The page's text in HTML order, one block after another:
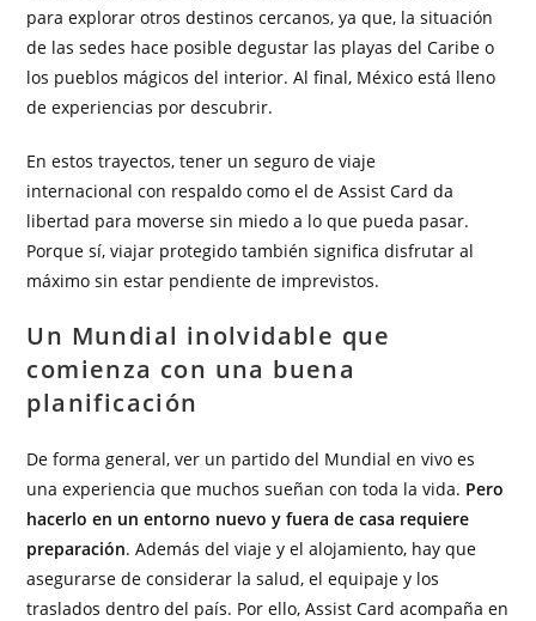
para explorar otros destinos cercanos, ya que, la situación
de las sedes hace posible degustar las playas del Caribe o
los pueblos mágicos del interior. Al final, México está lleno
de experiencias por descubrir.
En estos trayectos, tener un seguro de viaje
internacional con respaldo como el de Assist Card da
libertad para moverse sin miedo a lo que pueda pasar.
Porque sí, viajar protegido también significa disfrutar al
máximo sin estar pendiente de imprevistos.
Un Mundial inolvidable que
comienza con una buena
planificación
De forma general, ver un partido del Mundial en vivo es
una experiencia que muchos sueñan con toda la vida. Pero
hacerlo en un entorno nuevo y fuera de casa requiere
preparación. Además del viaje y el alojamiento, hay que
asegurarse de considerar la salud, el equipaje y los
traslados dentro del país. Por ello, Assist Card acompaña en